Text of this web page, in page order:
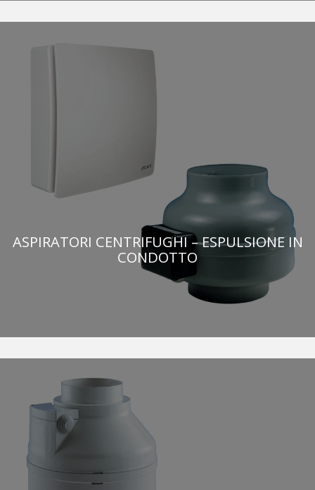
ASPIRATORI CENTRIFUGHI – ESPULSIONE IN
CONDOTTO